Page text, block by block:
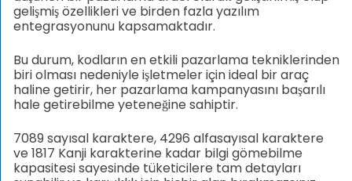
gelişmiş özellikleri ve birden fazla yazılım
entegrasyonunu kapsamaktadır.
Bu durum, kodların en etkili pazarlama tekniklerinden
biri olması nedeniyle işletmeler için ideal bir araç
haline getirir, her pazarlama kampanyasını başarılı
hale getirebilme yeteneğine sahiptir.
7089 sayısal karaktere, 4296 alfasayısal karaktere
ve 1817 Kanji karakterine kadar bilgi gömebilme
kapasitesi sayesinde tüketicilere tam detayları